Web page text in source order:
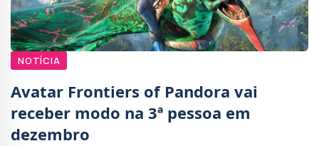
NOTÍCIA
Avatar Frontiers of Pandora vai
receber modo na 3ª pessoa em
dezembro